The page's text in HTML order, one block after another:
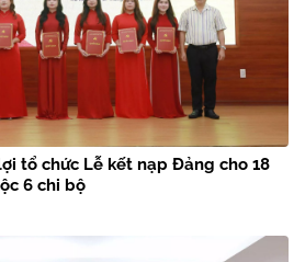
tổ chức Lễ kết nạp Đảng cho 18
6 chi bộ